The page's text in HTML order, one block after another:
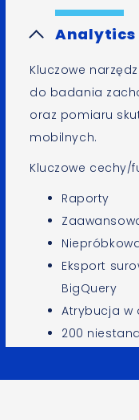
Analytics
Kluczowe
do badania
oraz pomiaru
mobilnych.
Kluczowe cechy/
Raporty
Eksport
BigQuery
Atrybucja w
200
Integracja
Video 360